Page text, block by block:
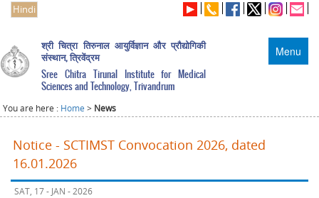
Hindi
Menu
श्री चित्रा तिरुनाल आयुर्विज्ञान और प्रौद्योगिकी
संस्थान, त्रिवेंद्रम
Sree Chitra Tirunal Institute for Medical
Sciences and Technology, Trivandrum
You are here : Home > News
Notice - SCTIMST Convocation 2026, dated
16.01.2026
SAT, 17 - JAN - 2026